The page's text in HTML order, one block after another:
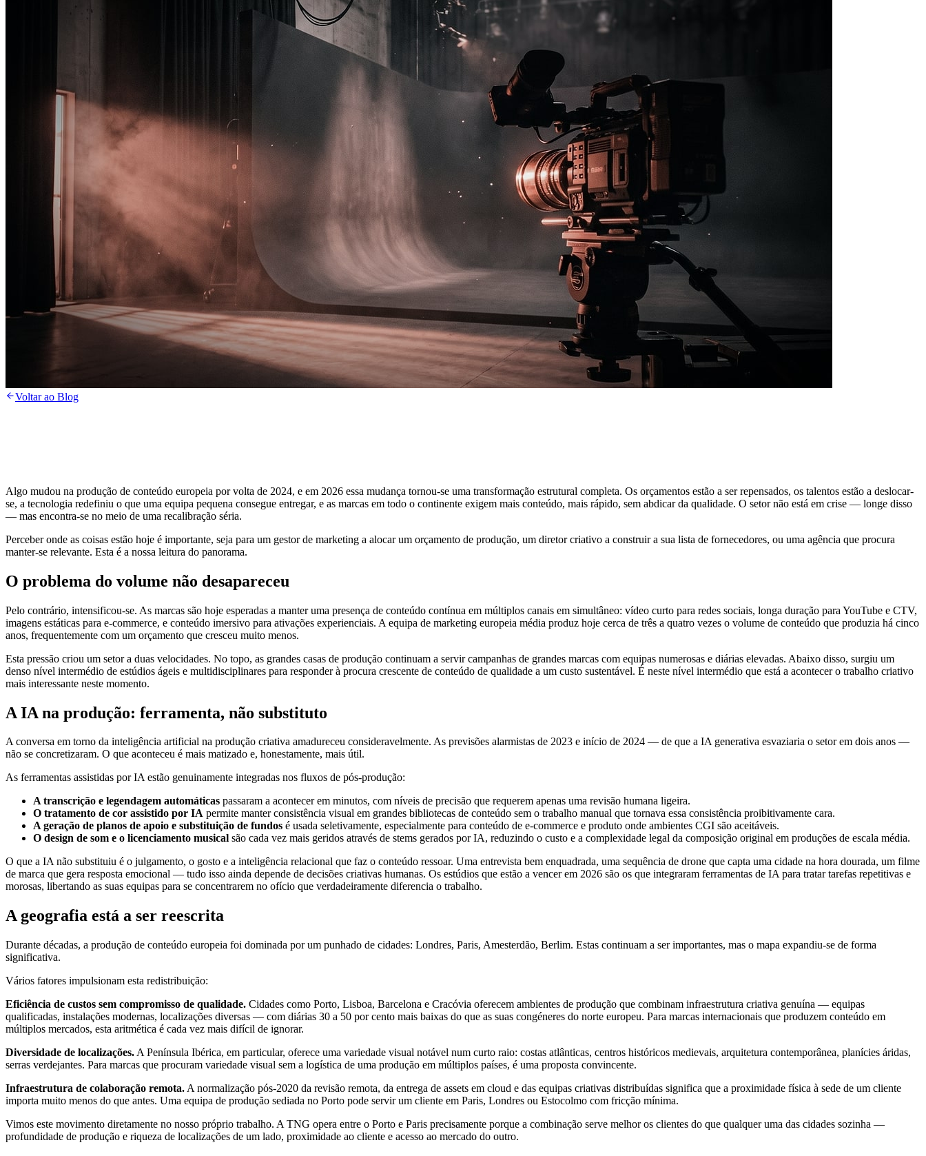
Voltar ao Blog
Algo mudou na produção de conteúdo europeia por volta de 2024, e em 2026 essa mudança tornou-se uma transformação estrutural completa. Os orçamentos estão a ser repensados, os talentos estão a deslocar-
se, a tecnologia redefiniu o que uma equipa pequena consegue entregar, e as marcas em todo o continente exigem mais conteúdo, mais rápido, sem abdicar da qualidade. O setor não está em crise — longe disso
— mas encontra-se no meio de uma recalibração séria.
Perceber onde as coisas estão hoje é importante, seja para um gestor de marketing a alocar um orçamento de produção, um diretor criativo a construir a sua lista de fornecedores, ou uma agência que procura
manter-se relevante. Esta é a nossa leitura do panorama.
O problema do volume não desapareceu
Pelo contrário, intensificou-se. As marcas são hoje esperadas a manter uma presença de conteúdo contínua em múltiplos canais em simultâneo: vídeo curto para redes sociais, longa duração para YouTube e CTV,
imagens estáticas para e-commerce, e conteúdo imersivo para ativações experienciais. A equipa de marketing europeia média produz hoje cerca de três a quatro vezes o volume de conteúdo que produzia há cinco
anos, frequentemente com um orçamento que cresceu muito menos.
Esta pressão criou um setor a duas velocidades. No topo, as grandes casas de produção continuam a servir campanhas de grandes marcas com equipas numerosas e diárias elevadas. Abaixo disso, surgiu um
denso nível intermédio de estúdios ágeis e multidisciplinares para responder à procura crescente de conteúdo de qualidade a um custo sustentável. É neste nível intermédio que está a acontecer o trabalho criativo
mais interessante neste momento.
A IA na produção: ferramenta, não substituto
A conversa em torno da inteligência artificial na produção criativa amadureceu consideravelmente. As previsões alarmistas de 2023 e início de 2024 — de que a IA generativa esvaziaria o setor em dois anos —
não se concretizaram. O que aconteceu é mais matizado e, honestamente, mais útil.
As ferramentas assistidas por IA estão genuinamente integradas nos fluxos de pós-produção:
A transcrição e legendagem automáticas passaram a acontecer em minutos, com níveis de precisão que requerem apenas uma revisão humana ligeira.
O tratamento de cor assistido por IA permite manter consistência visual em grandes bibliotecas de conteúdo sem o trabalho manual que tornava essa consistência proibitivamente cara.
A geração de planos de apoio e substituição de fundos é usada seletivamente, especialmente para conteúdo de e-commerce e produto onde ambientes CGI são aceitáveis.
O design de som e o licenciamento musical são cada vez mais geridos através de stems gerados por IA, reduzindo o custo e a complexidade legal da composição original em produções de escala média.
O que a IA não substituiu é o julgamento, o gosto e a inteligência relacional que faz o conteúdo ressoar. Uma entrevista bem enquadrada, uma sequência de drone que capta uma cidade na hora dourada, um filme
de marca que gera resposta emocional — tudo isso ainda depende de decisões criativas humanas. Os estúdios que estão a vencer em 2026 são os que integraram ferramentas de IA para tratar tarefas repetitivas e
morosas, libertando as suas equipas para se concentrarem no ofício que verdadeiramente diferencia o trabalho.
A geografia está a ser reescrita
Durante décadas, a produção de conteúdo europeia foi dominada por um punhado de cidades: Londres, Paris, Amesterdão, Berlim. Estas continuam a ser importantes, mas o mapa expandiu-se de forma
significativa.
Vários fatores impulsionam esta redistribuição:
Eficiência de custos sem compromisso de qualidade. Cidades como Porto, Lisboa, Barcelona e Cracóvia oferecem ambientes de produção que combinam infraestrutura criativa genuína — equipas
qualificadas, instalações modernas, localizações diversas — com diárias 30 a 50 por cento mais baixas do que as suas congéneres do norte europeu. Para marcas internacionais que produzem conteúdo em
múltiplos mercados, esta aritmética é cada vez mais difícil de ignorar.
Diversidade de localizações. A Península Ibérica, em particular, oferece uma variedade visual notável num curto raio: costas atlânticas, centros históricos medievais, arquitetura contemporânea, planícies áridas,
serras verdejantes. Para marcas que procuram variedade visual sem a logística de uma produção em múltiplos países, é uma proposta convincente.
Infraestrutura de colaboração remota. A normalização pós-2020 da revisão remota, da entrega de assets em cloud e das equipas criativas distribuídas significa que a proximidade física à sede de um cliente
importa muito menos do que antes. Uma equipa de produção sediada no Porto pode servir um cliente em Paris, Londres ou Estocolmo com fricção mínima.
Vimos este movimento diretamente no nosso próprio trabalho. A TNG opera entre o Porto e Paris precisamente porque a combinação serve melhor os clientes do que qualquer uma das cidades sozinha —
profundidade de produção e riqueza de localizações de um lado, proximidade ao cliente e acesso ao mercado do outro.